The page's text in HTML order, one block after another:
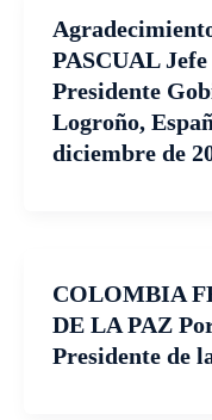
PASCUAL
Presidente
Logroño,
diciembre de
COLOMBIA
DE LA PAZ
Presidente de